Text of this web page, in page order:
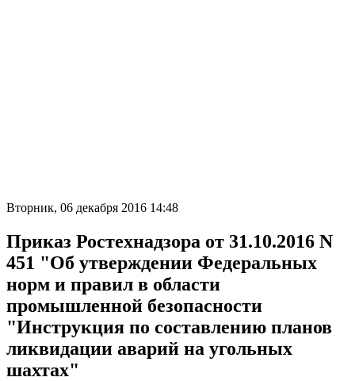
Вторник, 06 декабря 2016 14:48
Приказ Ростехнадзора от 31.10.2016 N
451 "Об утверждении Федеральных
норм и правил в области
промышленной безопасности
"Инструкция по составлению планов
ликвидации аварий на угольных
шахтах"